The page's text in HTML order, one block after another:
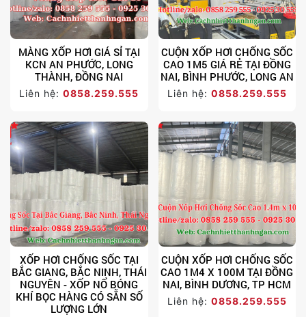
MÀNG XỐP HƠI GIÁ SỈ TẠI
KCN AN PHƯỚC, LONG
THÀNH, ĐỒNG NAI
Liên hệ:0858.259.555
CUỘN XỐP HƠI CHỐNG SỐC
CAO 1M5 GIÁ RẺ TẠI ĐỒNG
NAI, BÌNH PHƯỚC, LONG AN
Liên hệ: 0858.259.555
XỐP HƠI CHỐNG SỐC TẠI
BẮC GIANG, BẮC NINH, THÁI
NGUYÊN - XỐP NỔ BÓNG
KHÍ BỌC HÀNG CÓ SẴN SỐ
LƯỢNG LỚN
CUỘN XỐP HƠI CHỐNG SỐC
CAO 1M4 X 100M TẠI ĐỒNG
NAI, BÌNH DƯƠNG, TP HCM
Liên hệ: 0858.259.555